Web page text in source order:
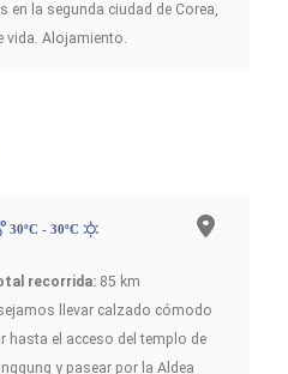
en la segunda ciudad de Corea,
vida. Alojamiento.
30ºC - 30ºC
recorrida: 85 km
llevar calzado cómodo
hasta el acceso del templo de
y pasear por la Aldea